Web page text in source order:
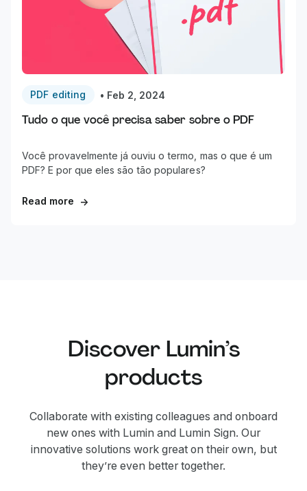
PDF editing • Feb 2, 2024
Tudo o que você precisa saber sobre o PDF
Você provavelmente já ouviu o termo, mas o que é um
PDF? E por que eles são tão populares?
Read more →
Discover Lumin’s
products
Collaborate with existing colleagues and onboard
new ones with Lumin and Lumin Sign. Our
innovative solutions work great on their own, but
they’re even better together.